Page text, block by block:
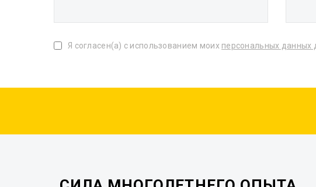
Я согласен(а) с использованием моих персональных данных